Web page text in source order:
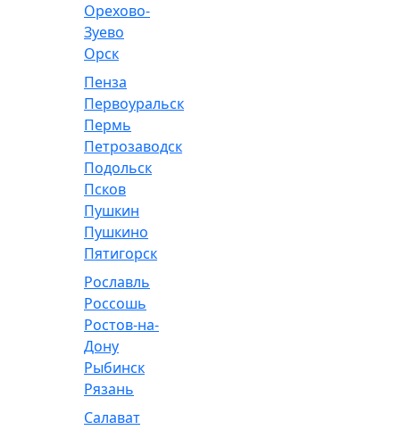
Орехово-
Зуево
Орск
Пенза
Первоуральск
Пермь
Петрозаводск
Подольск
Псков
Пушкин
Пушкино
Пятигорск
Рославль
Россошь
Ростов-на-
Дону
Рыбинск
Рязань
Салават